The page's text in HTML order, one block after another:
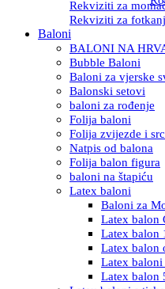
Rekviziti za
Rekviziti za
Baloni
BALONI NA
Bubble Baloni
Baloni za vjerske
Balonski setovi
baloni za rođenje
Folija baloni
Folija zvijezde i
Natpis od balona
Folija balon figura
baloni na štapiću
Latex baloni
Baloni za
Latex balon
Latex balon
Latex balon
Latex baloni
Latex balon